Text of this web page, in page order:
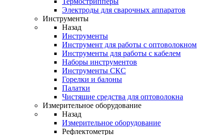
Электроды для сварочных аппаратов
Инструменты
Назад
Инструменты
Инструмент для работы с оптоволокном
Инструменты для работы с кабелем
Наборы инструментов
Инструменты СКС
Горелки и балоны
Палатки
Чистящие средства для оптоволокна
Измерительное оборудование
Назад
Измерительное оборудование
Рефлектометры